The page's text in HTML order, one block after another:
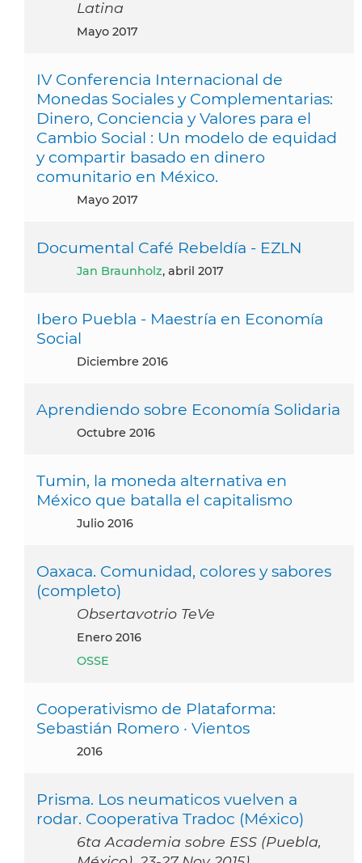
Latina
mayo 2017
IV Conferencia Internacional de
Monedas Sociales y Complementarias:
Dinero, Conciencia y Valores para el
Cambio Social : Un modelo de equidad
y compartir basado en dinero
comunitario en México.
mayo 2017
Documental Café Rebeldía - EZLN
Jan Braunholz, abril 2017
Ibero Puebla - Maestría en Economía
Social
diciembre 2016
Aprendiendo sobre Economía Solidaria
octubre 2016
Tumin, la moneda alternativa en
México que batalla el capitalismo
julio 2016
Oaxaca. Comunidad, colores y sabores
(completo)
Obsertavotrio TeVe
enero 2016
OSSE
Cooperativismo de Plataforma:
Sebastián Romero · Vientos
2016
Prisma. Los neumaticos vuelven a
rodar. Cooperativa Tradoc (México)
6ta Academia sobre ESS (Puebla,